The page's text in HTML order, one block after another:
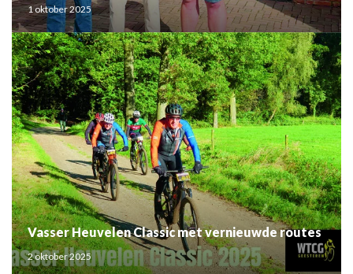
1 oktober 2025
Vasser Heuvelen Classic met vernieuwde routes
2 oktober 2025